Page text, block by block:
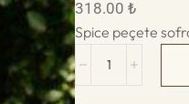
318.00₺
Spice peçete